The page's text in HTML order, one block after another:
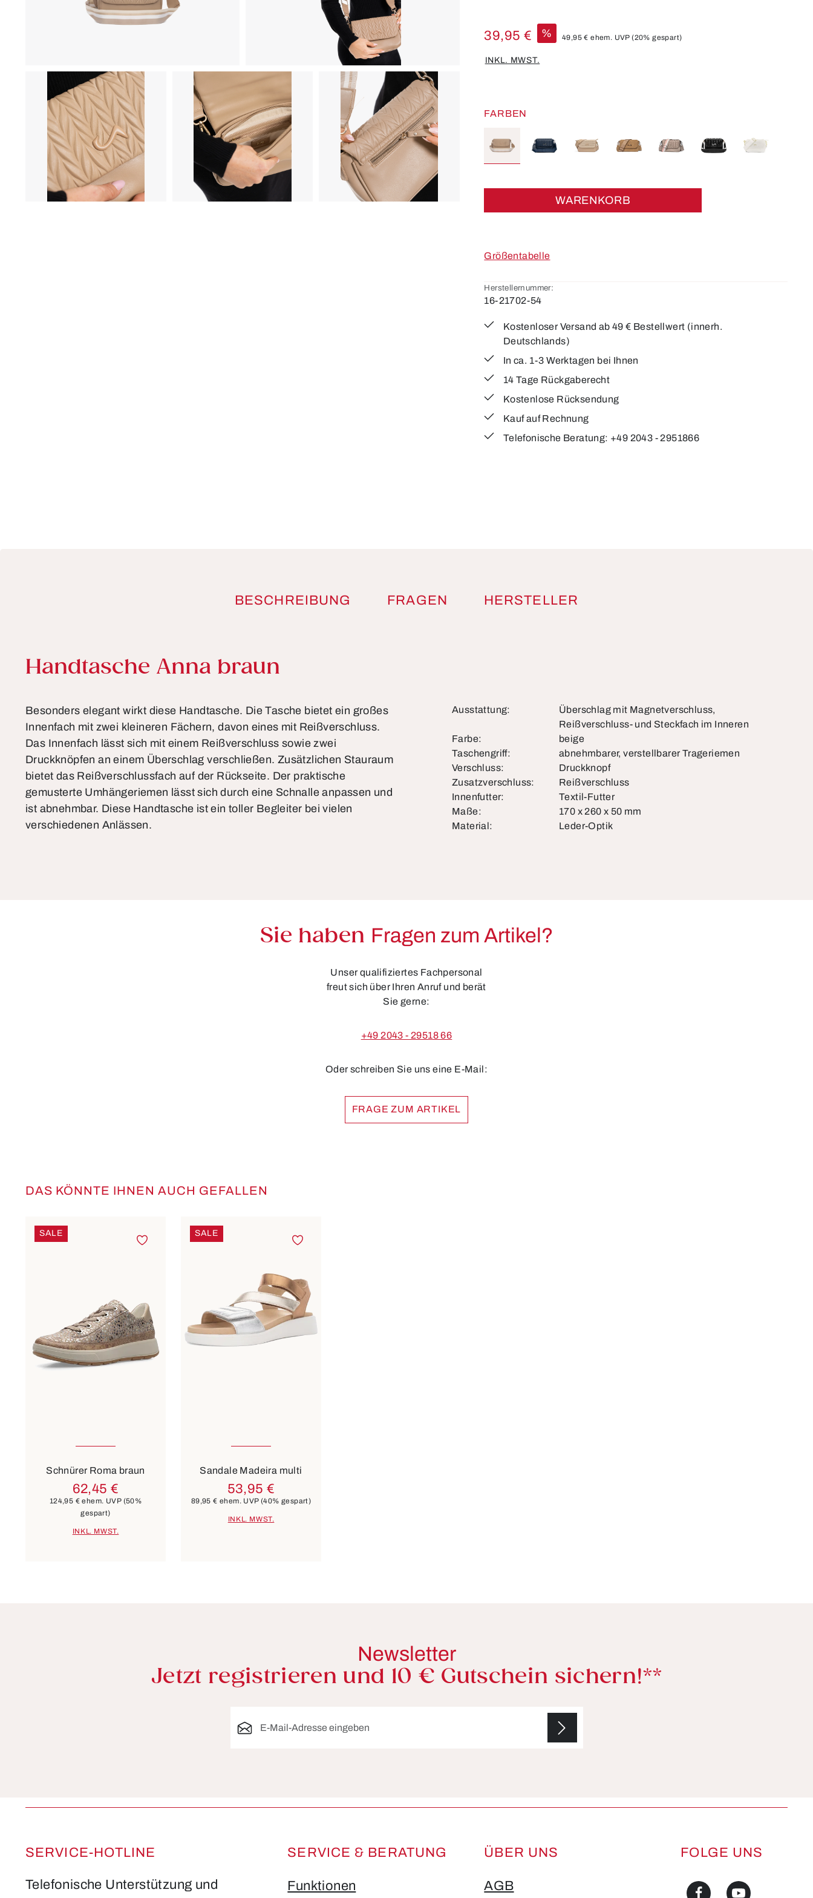
39,95 € % 49,95 € ehem. UVP(20% gespart)
INKL. MWST.
FARBEN
WARENKORB
Größentabelle
Herstellernummer:
16-21702-54
Kostenloser Versand ab 49 € Bestellwert (innerh.
Deutschlands)
In ca. 1-3 Werktagen bei Ihnen
14 Tage Rückgaberecht
Kostenlose Rücksendung
Kauf auf Rechnung
Telefonische Beratung: +49 2043 - 2951866
BESCHREIBUNG FRAGEN HERSTELLER
Produktinformationen
Handtasche Anna braun
Besonders elegant wirkt diese Handtasche. Die Tasche bietet ein großes
Innenfach mit zwei kleineren Fächern, davon eines mit Reißverschluss.
Das Innenfach lässt sich mit einem Reißverschluss sowie zwei
Druckknöpfen an einem Überschlag verschließen. Zusätzlichen Stauraum
bietet das Reißverschlussfach auf der Rückseite. Der praktische
gemusterte Umhängeriemen lässt sich durch eine Schnalle anpassen und
ist abnehmbar. Diese Handtasche ist ein toller Begleiter bei vielen
verschiedenen Anlässen.
Ausstattung:
Überschlag mit Magnetverschluss,
Reißverschluss- und Steckfach im Inneren
Farbe:
beige
Taschengriff:
abnehmbarer, verstellbarer Trageriemen
Verschluss:
Druckknopf
Zusatzverschluss:
Reißverschluss
Innenfutter:
Textil-Futter
Maße:
170 x 260 x 50 mm
Material:
Leder-Optik
Sie haben Fragen zum Artikel?
Unser qualifiziertes Fachpersonal
freut sich über Ihren Anruf und berät
Sie gerne:
+49 2043 - 29518 66
Oder schreiben Sie uns eine E-Mail:
FRAGE ZUM ARTIKEL
Produktgalerie überspringen
DAS KÖNNTE IHNEN AUCH GEFALLEN
SALE
7 Farben
Schnürer Roma braun
62,45 €
124,95 € ehem. UVP (50%
gespart)
INKL. MWST.
SALE
beige
Sandale Madeira multi
53,95 €
89,95 € ehem. UVP (40% gespart)
INKL. MWST.
Newsletter
Jetzt registrieren und 10 € Gutschein sichern!**
SERVICE-HOTLINE
Telefonische Unterstützung und
SERVICE & BERATUNG
Funktionen
ÜBER UNS
AGB
FOLGE UNS